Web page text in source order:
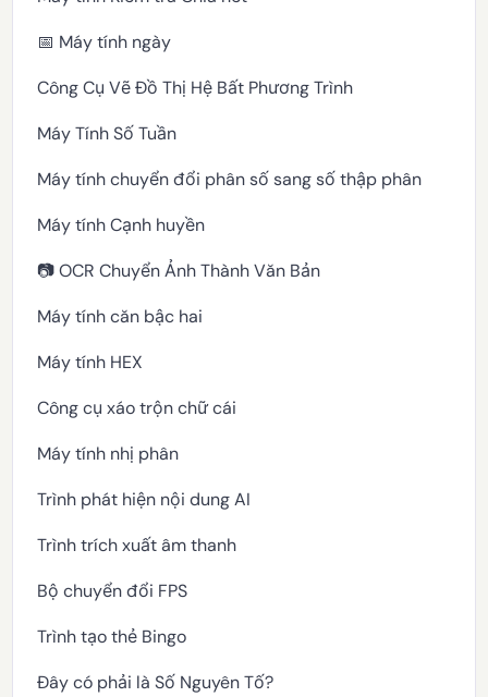
📅 Máy tính ngày
Công Cụ Vẽ Đồ Thị Hệ Bất Phương Trình
Máy Tính Số Tuần
Máy tính chuyển đổi phân số sang số thập phân
Máy tính Cạnh huyền
📷 OCR Chuyển Ảnh Thành Văn Bản
Máy tính căn bậc hai
Máy tính HEX
Công cụ xáo trộn chữ cái
Máy tính nhị phân
Trình phát hiện nội dung AI
Trình trích xuất âm thanh
Bộ chuyển đổi FPS
Trình tạo thẻ Bingo
Đây có phải là Số Nguyên Tố?